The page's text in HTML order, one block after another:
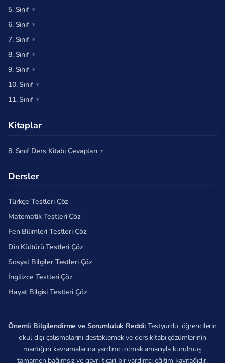
5. Sınıf
6. Sınıf
7. Sınıf
8. Sınıf
9. Sınıf
10. Sınıf
11. Sınıf
Kitaplar
8. Sınıf Ders Kitabı Cevapları
Dersler
Türkçe Testleri Çöz
Matematik Testleri Çöz
Fen Bilimleri Testleri Çöz
Din Kültürü Testleri Çöz
Sosyal Bilgiler Testleri Çöz
İngilizce Testleri Çöz
Hayat Bilgisi Testleri Çöz
Önemli Bilgilendirme ve Sorumluluk Reddi: Testyurdu, öğrencilerin
okul dışı çalışmalarını desteklemek ve ders kitabı çözümlerinin
mantığını kavramalarına yardımcı olmak amacıyla kurulmuş
tamamen bağımsız ve gayri ticari bir yardımcı eğitim kaynağıdır.